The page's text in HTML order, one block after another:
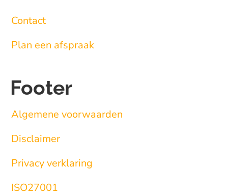
Contact
Plan een afspraak
Footer
Algemene voorwaarden
Disclaimer
Privacy verklaring
ISO27001